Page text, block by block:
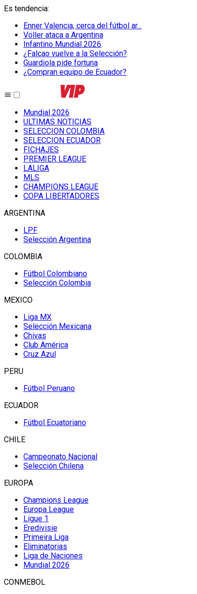
Es tendencia:
Enner Valencia, cerca del fútbol ar...
Völler ataca a Argentina
Infantino Mundial 2026
¿Falcao vuelve a la Selección?
Guardiola pide fortuna
¿Compran equipo de Ecuador?
Mundial 2026
ULTIMAS NOTICIAS
SELECCION COLOMBIA
SELECCION ECUADOR
FICHAJES
PREMIER LEAGUE
LALIGA
MLS
CHAMPIONS LEAGUE
COPA LIBERTADORES
ARGENTINA
LPF
Selección Argentina
COLOMBIA
Fútbol Colombiano
Selección Colombia
MEXICO
Liga MX
Selección Mexicana
Chivas
Club América
Cruz Azul
PERU
Fútbol Peruano
ECUADOR
Fútbol Ecuatoriano
CHILE
Campeonato Nacional
Selección Chilena
EUROPA
Champions League
Europa League
Ligue 1
Eredivisie
Primeira Liga
Eliminatorias
Liga de Naciones
Mundial 2026
CONMEBOL